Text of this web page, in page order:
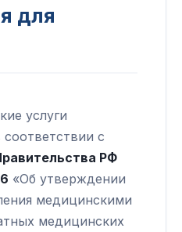
для
услуги
с
РФ
«Об утверждении
медицинскими
медицинских